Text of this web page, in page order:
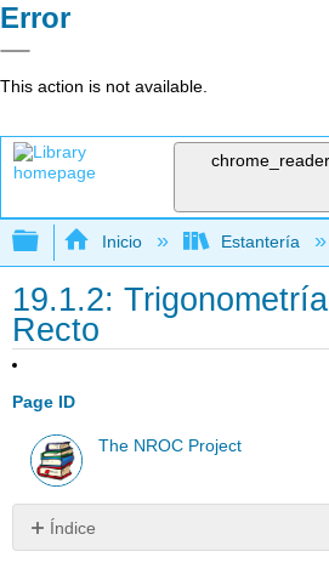
Error
This action is not available.
Expandir/contraer
Inicio Estantería
19.1.2:
Recto
Page ID
The NROC Project
Índice